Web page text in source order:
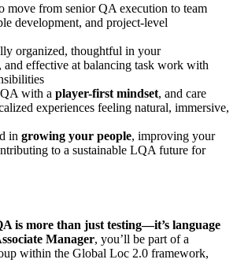
move from senior QA execution to team
development, and project-level
organized, thoughtful in your
and effective at balancing task work with
with a player-first mindset, and care
experiences feeling natural, immersive,
in growing your people, improving your
to a sustainable LQA future for
is more than just testing—it’s language
Manager, you’ll be part of a
within the Global Loc 2.0 framework,